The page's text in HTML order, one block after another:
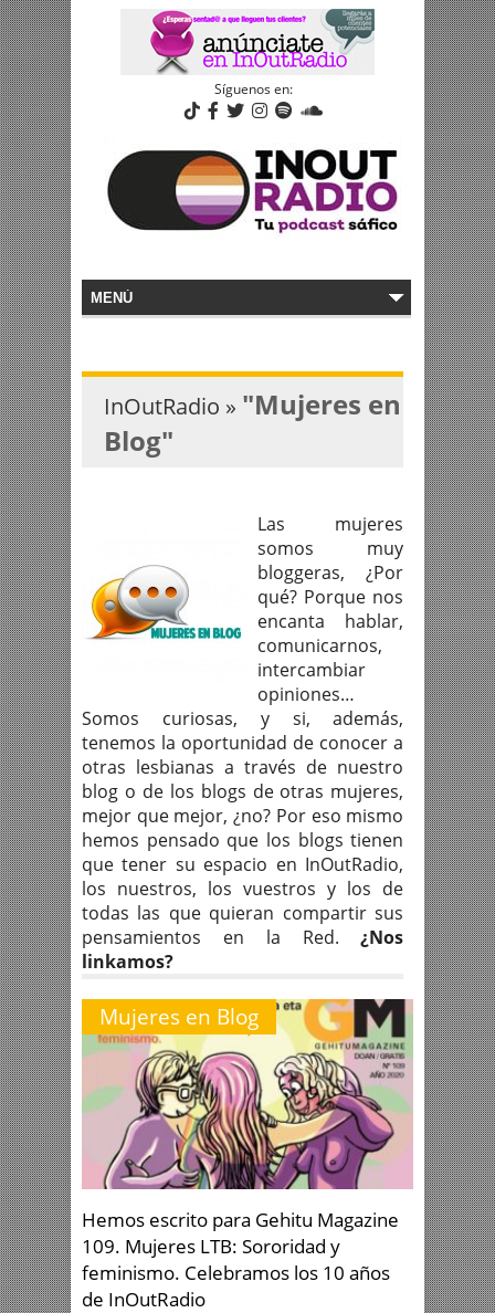
Síguenos en:
InOutRadio » "Mujeres en
Blog"
Las mujeres
somos muy
bloggeras, ¿Por
qué? Porque nos
encanta hablar,
comunicarnos,
intercambiar
opiniones…
Somos curiosas, y si, además,
tenemos la oportunidad de conocer a
otras lesbianas a través de nuestro
blog o de los blogs de otras mujeres,
mejor que mejor, ¿no? Por eso mismo
hemos pensado que los blogs tienen
que tener su espacio en InOutRadio,
los nuestros, los vuestros y los de
todas las que quieran compartir sus
pensamientos en la Red.¿Nos
linkamos?
Mujeres en Blog
Hemos escrito para Gehitu Magazine
109. Mujeres LTB: Sororidad y
feminismo. Celebramos los 10 años
de InOutRadio